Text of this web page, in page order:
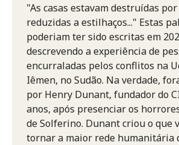
"As casas estavam destruídas
reduzidas a estilhaços..." Estas
poderiam ter sido escritas em
descrevendo a experiência de
encurraladas pelos conflitos na
Iêmen, no Sudão. Na verdade,
por Henry Dunant, fundador do
anos, após presenciar os
de Solferino. Dunant criou o que
tornar a maior rede humanitária